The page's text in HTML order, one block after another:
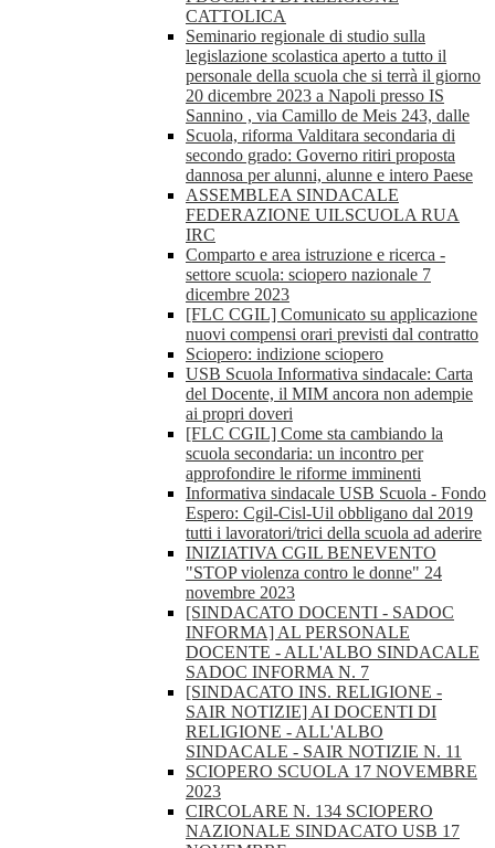
CATTOLICA
Seminario regionale di studio sulla
legislazione scolastica aperto a tutto il
personale della scuola che si terrà il giorno
20 dicembre 2023 a Napoli presso IS
Sannino , via Camillo de Meis 243, dalle
Scuola, riforma Valditara secondaria di
secondo grado: Governo ritiri proposta
dannosa per alunni, alunne e intero Paese
ASSEMBLEA SINDACALE
FEDERAZIONE UILSCUOLA RUA
IRC
Comparto e area istruzione e ricerca -
settore scuola: sciopero nazionale 7
dicembre 2023
[FLC CGIL] Comunicato su applicazione
nuovi compensi orari previsti dal contratto
Sciopero: indizione sciopero
USB Scuola Informativa sindacale: Carta
del Docente, il MIM ancora non adempie
ai propri doveri
[FLC CGIL] Come sta cambiando la
scuola secondaria: un incontro per
approfondire le riforme imminenti
Informativa sindacale USB Scuola - Fondo
Espero: Cgil-Cisl-Uil obbligano dal 2019
tutti i lavoratori/trici della scuola ad aderire
INIZIATIVA CGIL BENEVENTO
"STOP violenza contro le donne" 24
novembre 2023
[SINDACATO DOCENTI - SADOC
INFORMA] AL PERSONALE
DOCENTE - ALL'ALBO SINDACALE
SADOC INFORMA N. 7
[SINDACATO INS. RELIGIONE -
SAIR NOTIZIE] AI DOCENTI DI
RELIGIONE - ALL'ALBO
SINDACALE - SAIR NOTIZIE N. 11
SCIOPERO SCUOLA 17 NOVEMBRE
2023
CIRCOLARE N. 134 SCIOPERO
NAZIONALE SINDACATO USB 17